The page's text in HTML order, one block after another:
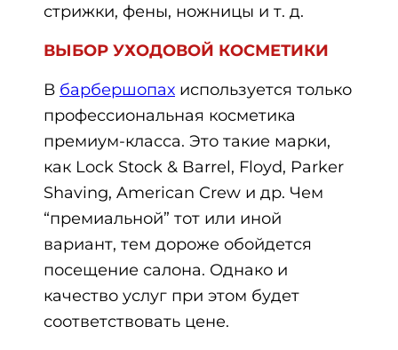
стрижки, фены, ножницы и т. д.
ВЫБОР УХОДОВОЙ КОСМЕТИКИ
В барбершопах используется только
профессиональная косметика
премиум-класса. Это такие марки,
как Lock Stock & Barrel, Floyd, Parker
Shaving, American Crew и др. Чем
“премиальной” тот или иной
вариант, тем дороже обойдется
посещение салона. Однако и
качество услуг при этом будет
соответствовать цене.